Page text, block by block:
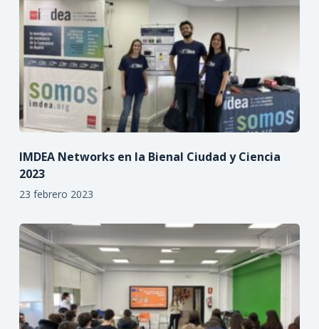
IMDEA Networks en la Bienal Ciudad y Ciencia
2023
23 febrero 2023